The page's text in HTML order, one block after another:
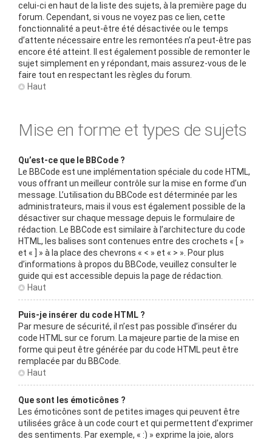
celui-ci en haut de la liste des sujets, à la première page du
forum. Cependant, si vous ne voyez pas ce lien, cette
fonctionnalité a peut-être été désactivée ou le temps
d’attente nécessaire entre les remontées n’a peut-être pas
encore été atteint. Il est également possible de remonter le
sujet simplement en y répondant, mais assurez-vous de le
faire tout en respectant les règles du forum.
Haut
Mise en forme et types de sujets
Qu’est-ce que le BBCode ?
Le BBCode est une implémentation spéciale du code HTML,
vous offrant un meilleur contrôle sur la mise en forme d’un
message. L’utilisation du BBCode est déterminée par les
administrateurs, mais il vous est également possible de la
désactiver sur chaque message depuis le formulaire de
rédaction. Le BBCode est similaire à l’architecture du code
HTML, les balises sont contenues entre des crochets « [ »
et « ] » à la place des chevrons « < » et « > ». Pour plus
d’informations à propos du BBCode, veuillez consulter le
guide qui est accessible depuis la page de rédaction.
Haut
Puis-je insérer du code HTML ?
Par mesure de sécurité, il n’est pas possible d’insérer du
code HTML sur ce forum. La majeure partie de la mise en
forme qui peut être générée par du code HTML peut être
remplacée par du BBCode.
Haut
Que sont les émoticônes ?
Les émoticônes sont de petites images qui peuvent être
utilisées grâce à un code court et qui permettent d’exprimer
des sentiments. Par exemple, « :) » exprime la joie, alors